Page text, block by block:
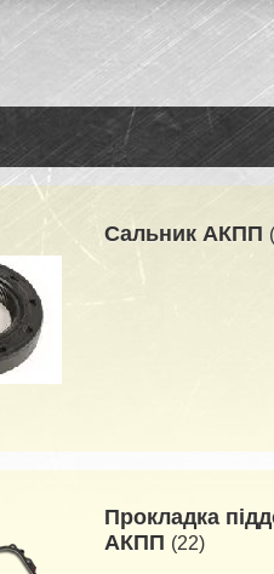
Сальник АКПП
Прокладка
АКПП
22